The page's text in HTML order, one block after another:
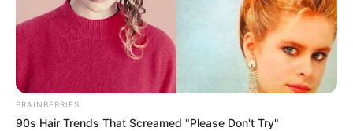
BRAINBERRIES
90s Hair Trends That Screamed "Please Don't Try"